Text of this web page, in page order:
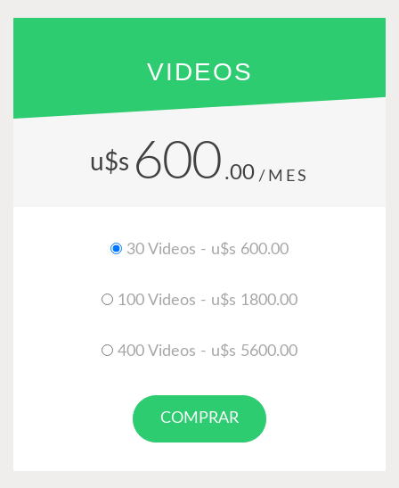
VIDEOS
u$s 600 .00 /MES
30 Videos - u$s 600.00
100 Videos - u$s 1800.00
400 Videos - u$s 5600.00
COMPRAR